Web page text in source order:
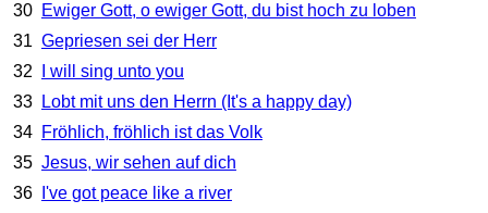
30 Ewiger Gott, o ewiger Gott, du bist hoch zu loben
31 Gepriesen sei der Herr
32
I will sing unto you
33
Lobt mit uns den Herrn (It's a happy day)
34 Fröhlich, fröhlich ist das Volk
35 Jesus, wir sehen auf dich
36
I've got peace like a river